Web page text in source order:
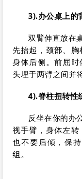
3).办公桌上的
双臂伸直放在
先抬起，颈部、
身体后侧。前屈
头埋于两臂之间并
4).脊柱扭转性
反坐在你的办
视手臂，身体左
也不要后倾，保
组。